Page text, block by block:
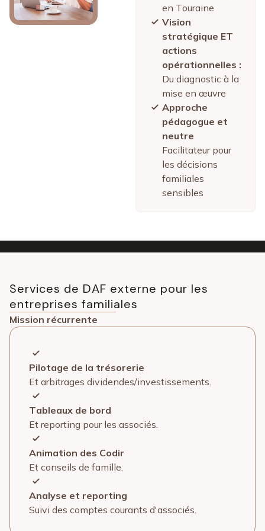
en Touraine
Vision
stratégique ET
actions
opérationnelles :
Du diagnostic à la
mise en œuvre
Approche
pédagogue et
neutre
Facilitateur pour
les décisions
familiales
sensibles
Services de DAF externe pour les
entreprises familiales
Mission récurrente
Pilotage de la trésorerie
Et arbitrages dividendes/investissements.
Tableaux de bord
Et reporting pour les associés.
Animation des Codir
Et conseils de famille.
Analyse et reporting
Suivi des comptes courants d'associés.